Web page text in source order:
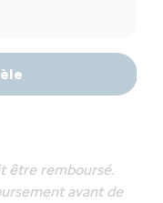
être remboursé.
avant de